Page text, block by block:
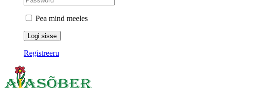
Pea mind meeles
Registreeru